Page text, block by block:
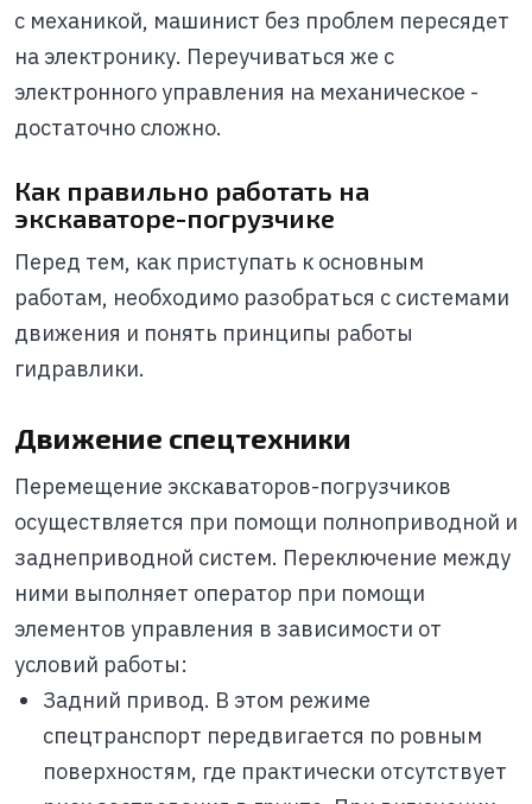
с механикой, машинист без проблем пересядет
на электронику. Переучиваться же с
электронного управления на механическое -
достаточно сложно.
Как правильно работать на
экскаваторе-погрузчике
Перед тем, как приступать к основным
работам, необходимо разобраться с системами
движения и понять принципы работы
гидравлики.
Движение спецтехники
Перемещение экскаваторов-погрузчиков
осуществляется при помощи полноприводной и
заднеприводной систем. Переключение между
ними выполняет оператор при помощи
элементов управления в зависимости от
условий работы:
Задний привод. В этом режиме
спецтранспорт передвигается по ровным
поверхностям, где практически отсутствует